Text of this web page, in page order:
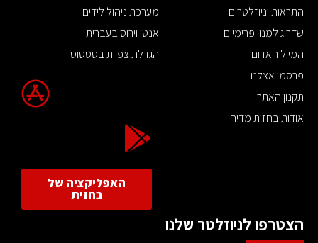
התראות וניוזלטרים
שדרוג למנוי פרימיום
המייל האדום
פרסמו אצלנו
תקנון האתר
אודות בחזית מדיה
מערכת ניהול לידים
אנטי וירוס בעברית
הגדלת צפיות בסטטוס
האפליקציה של
בחזית
הצטרפו לניוזלטר שלנו